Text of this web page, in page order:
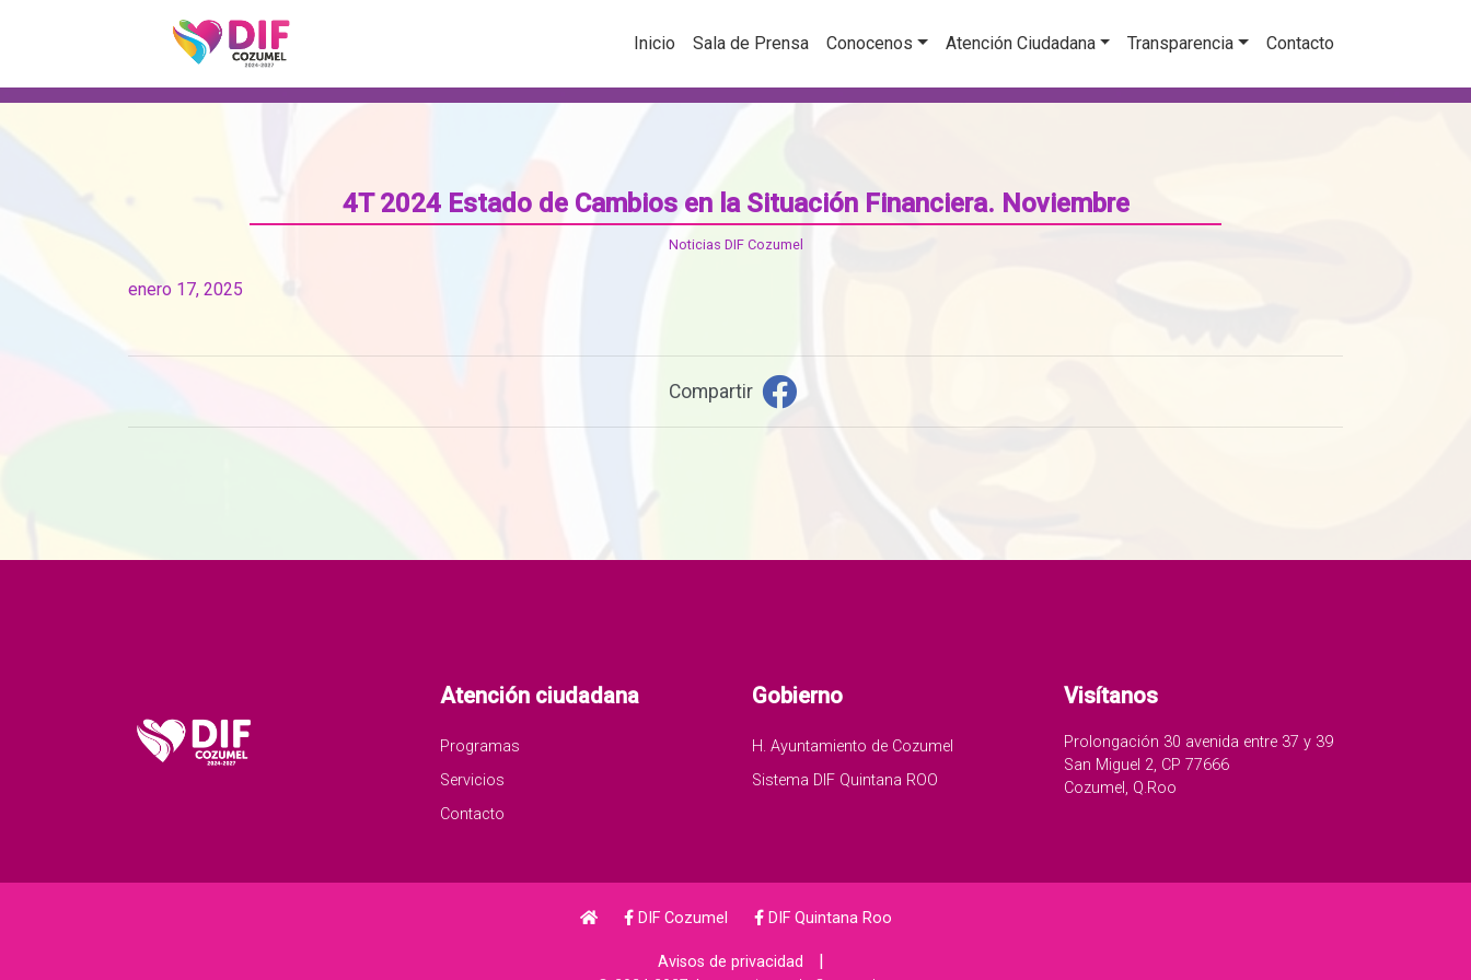
Inicio Sala de Prensa Conocenos Atención Ciudadana Transparencia Contacto
4T 2024 Estado de Cambios en la Situación Financiera. Noviembre
Noticias DIF Cozumel
enero 17, 2025
Compartir
Atención ciudadana
Programas
Servicios
Contacto
Gobierno
H. Ayuntamiento de Cozumel
Sistema DIF Quintana ROO
Visítanos
Prolongación 30 avenida entre 37 y 39
San Miguel 2, CP 77666
Cozumel, Q.Roo
DIF Cozumel DIF Quintana Roo
Avisos de privacidad